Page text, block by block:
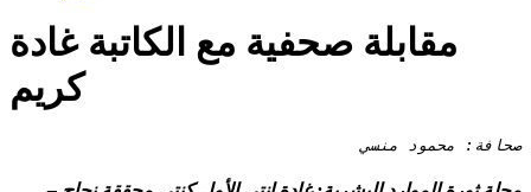
مقابلة صحفية مع الكاتبة غادة
كريم
صحافة: محمود منسي